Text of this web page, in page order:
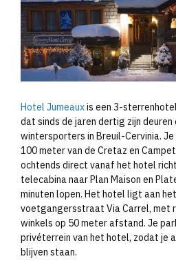
Hotel Jumeauxis een 3-
dat sinds de jaren dertig zijn
wintersporters in Breuil-Cervinia.
100 meter van de Cretaz en
ochtends direct vanaf het hotel
telecabina naar Plan Maison en
minuten lopen. Het hotel ligt aan
voetgangersstraat Via Carrel, met
winkels op 50 meter afstand. Je
privéterrein van het hotel, zodat je
blijven staan.